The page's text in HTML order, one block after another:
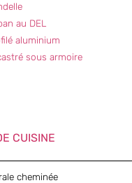
au DEL
aluminium
sous armoire
CUISINE
cheminée